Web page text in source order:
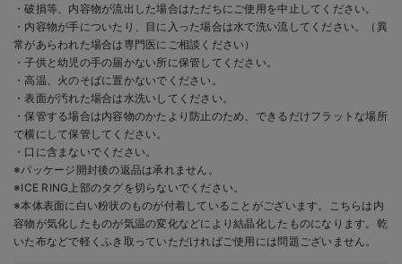
・破損等、内容物が流出した場合はただちにご使用を中止してください。
・内容物が手についたり、目に入った場合は水で洗い流してください。（異
常があらわれた場合は専門医にご相談ください）
・子供と幼児の手の届かない所に保管してください。
・高温、火のそばに置かないでください。
・表面が汚れた場合は水洗いしてください。
・保管する場合は内容物のかたより防止のため、できるだけフラットな場所
で横にして保管してください。
・口に含まないでください。
※パッケージ開封後の返品は承れません。
※ICE RING上部のタグを切らないでください。
※本体表面に白い粉状のものが付着していることがございます。こちらは内
容物が気化したものが気温の変化などにより結晶化したものになります。乾
いた布などで軽くふき取っていただければご使用には問題ございません。